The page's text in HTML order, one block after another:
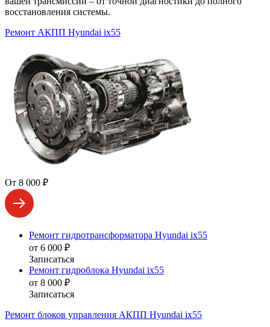
восстановления системы.
Ремонт АКПП Hyundai ix55
От 8 000 ₽
Ремонт гидротрансформатора Hyundai ix55
от 6 000 ₽
Записаться
Ремонт гидроблока Hyundai ix55
от 8 000 ₽
Записаться
Ремонт блоков управления АКПП Hyundai ix55